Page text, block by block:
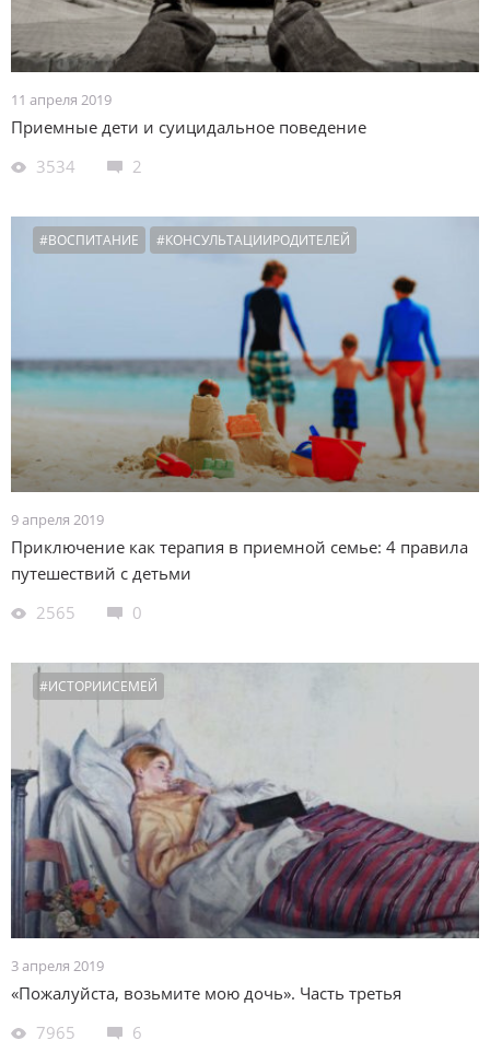
11 апреля 2019
Приемные дети и суицидальное поведение
3534
2
#ВОСПИТАНИЕ #КОНСУЛЬТАЦИИРОДИТЕЛЕЙ
9 апреля 2019
Приключение как терапия в приемной семье: 4 правила
путешествий с детьми
2565
0
#ИСТОРИИСЕМЕЙ
3 апреля 2019
«Пожалуйста, возьмите мою дочь». Часть третья
7965
6